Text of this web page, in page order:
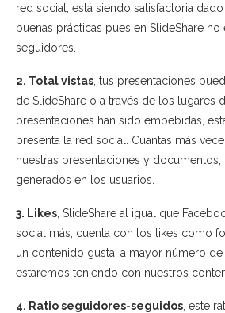
red social, está siendo satisfactoria
buenas prácticas pues en SlideShare
seguidores.
2. Total vistas , tus presentaciones
de SlideShare o a través de los lugares
presentaciones han sido embebidas,
presenta la red social. Cuantas más
nuestras presentaciones y
generados en los usuarios.
3. Likes , SlideShare al igual que
social más, cuenta con los likes como
un contenido gusta, a mayor número de
estaremos teniendo con nuestros
4. Ratio seguidores-seguidos , este